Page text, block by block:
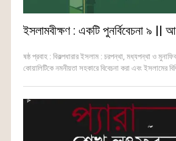
ইসলামবীক্ষণ : একটি পুনর্বিবেচনা ৯ ||
ষষ্ঠ প্রবাহ : বিকল্পধারার ইসলাম : চরপন্থা, মধ্যপন্থা ও
কোয়ালিটিকে নমনীয়তা সহকারে বিবেচনা করা এবং ইসলামের